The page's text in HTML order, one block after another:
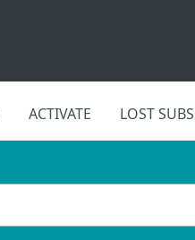
ACTIVATE LOST